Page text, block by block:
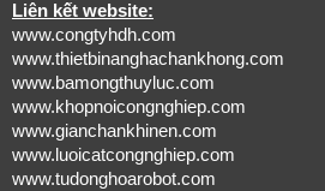
Liên kết website:
www.congtyhdh.com
www.thietbinanghachankhong.com
www.bamongthuyluc.com
www.khopnoicongnghiep.com
www.gianchankhinen.com
www.luoicatcongnghiep.com
www.tudonghoarobot.com